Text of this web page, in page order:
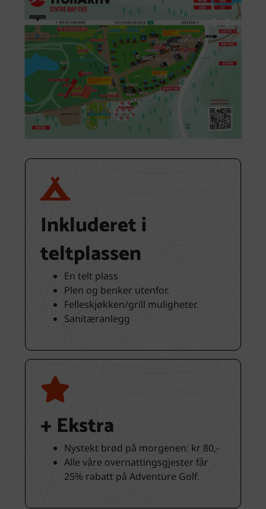
Inkluderet i
teltplassen
En telt plass
Plen og benker utenfor.
Felleskjøkken/grill muligheter.
Sanitæranlegg
+ Ekstra
Nystekt brød på morgenen: kr 80,-
Alle våre overnattingsgjester får
25% rabatt på Adventure Golf.